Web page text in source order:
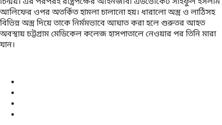
আলিফের ওপর অতর্কিত হামলা চালানো হয়। ধারালো অস্ত্র ও লাঠিসহ
বিভিন্ন অস্ত্র দিয়ে তাকে নির্মমভাবে আঘাত করা হলে গুরুতর আহত
অবস্থায় চট্টগ্রাম মেডিকেল কলেজ হাসপাতালে নেওয়ার পর তিনি মারা
যান।